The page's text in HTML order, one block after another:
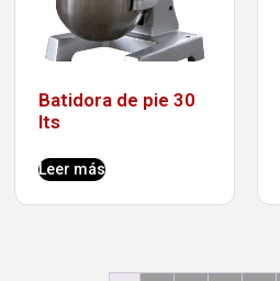
Batidora de pie 30
lts
Leer más